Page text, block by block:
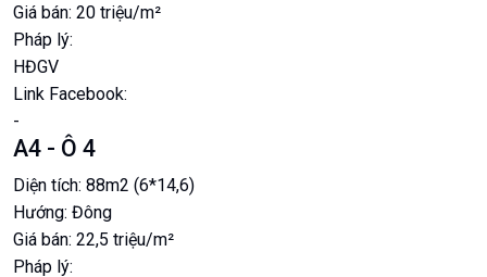
Giá bán: 20 triệu/m²
Pháp lý:
HĐGV
Link Facebook:
-
A4 - Ô 4
Diện tích: 88m2 (6*14,6)
Hướng: Đông
Giá bán: 22,5 triệu/m²
Pháp lý: